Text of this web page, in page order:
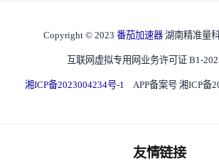
Copyright © 2023 番茄加速器 湖南精准量
互联网虚拟专用网业务许可证 B1-
湘ICP备2023004234号-1 APP备案号 湘ICP备
友情链接